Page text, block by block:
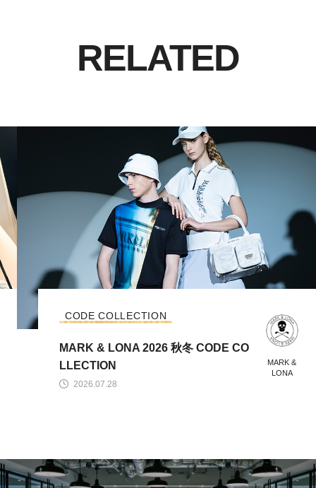
RELATED
MARK &
LONA
2026.07.28
CODE COLLECTION
MARK & LONA 2026 秋冬 CODE CO
LLECTION